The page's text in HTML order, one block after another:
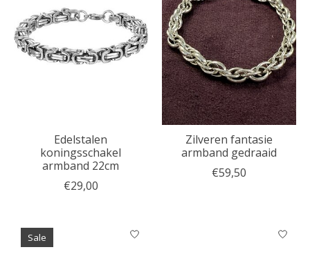
Edelstalen
koningsschakel
armband 22cm
€29,00
Zilveren fantasie
armband gedraaid
€59,50
Sale